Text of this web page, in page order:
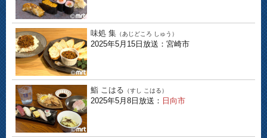
味処 集 （あじどころ しゅう）
2025年5月15日放送：宮崎市
鮨 こはる （すし こはる）
2025年5月8日放送： 日向市